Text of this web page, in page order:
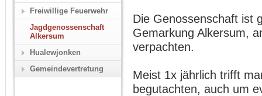
Die Genossenschaft ist
Gemarkung Alkersum,
verpachten.
Meist 1x jährlich trifft
begutachten, auch um
Freiwillige Feuerwehr
Jagdgenossenschaft
Alkersum
Hualewjonken
Gemeindevertretung